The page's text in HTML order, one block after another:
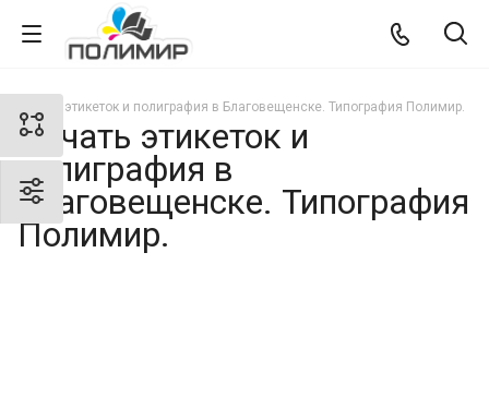
Печать этикеток и полиграфия в Благовещенске. Типография Полимир.
Печать этикеток и
полиграфия в
Благовещенске. Типография
Полимир.